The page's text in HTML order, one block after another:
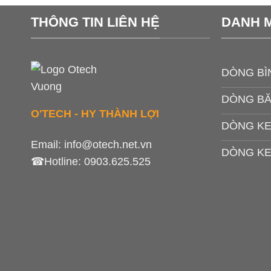
THÔNG TIN LIÊN HỆ
O'TECH - HY THÀNH LỢI
Email: info@otech.net.vn
☎Hotline: 0903.625.525
DANH
DÒNG
DÒNG
DÒNG
DÒNG